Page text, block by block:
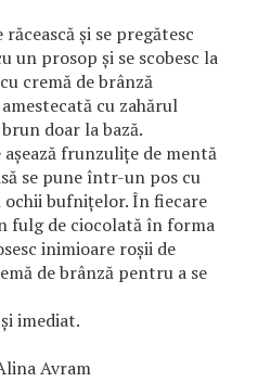
şi se pregătesc
un prosop şi se scobesc la
cremă de brânză
cu zahărul
doar la bază.
frunzuliţe de mentă
se pune într-un pos cu
bufniţelor. În fiecare
fulg de ciocolată în forma
inimioare roşii de
de brânză pentru a se
imediat.
Avram